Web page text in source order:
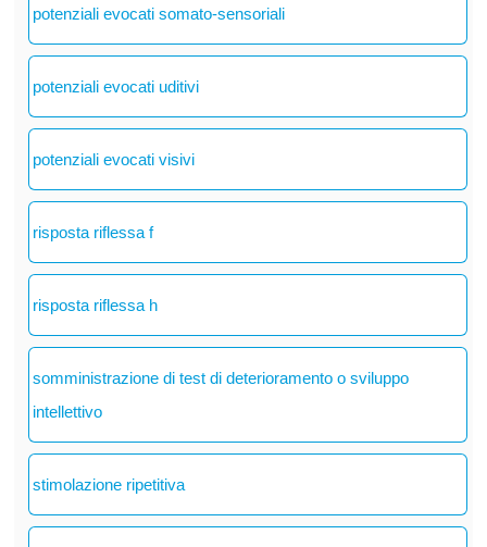
potenziali evocati somato-sensoriali
potenziali evocati uditivi
potenziali evocati visivi
risposta riflessa f
risposta riflessa h
somministrazione di test di deterioramento o sviluppo
intellettivo
stimolazione ripetitiva